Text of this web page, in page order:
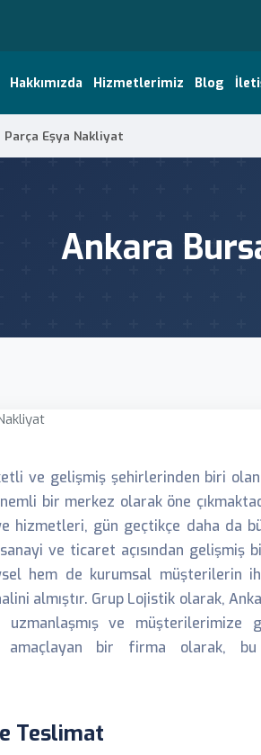
Hakkımızda Hizmetlerimiz Blog
Parça Eşya Nakliyat
Ankara
ve gelişmiş şehirlerinden biri
bir merkez olarak öne
hizmetleri, gün geçtikçe daha da
ve ticaret açısından gelişmiş
hem de kurumsal müşterilerin
almıştır. Grup Lojistik olarak,
uzmanlaşmış ve müşterilerimize
amaçlayan bir firma olarak,
Teslimat